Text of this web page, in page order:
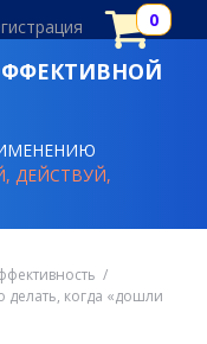
ДЕЙСТВУЙ,
когда «дошли